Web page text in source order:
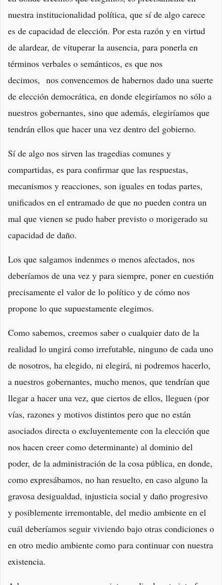
nuestra institucionalidad política, que sí de algo carece
es de capacidad de elección. Por esta razón y en virtud
de alardear, de vituperar la ausencia, para ponerla en
términos verbales o semánticos, es que nos
decimos, nos convencemos de habernos dado una suerte
de elección democrática, en donde elegiríamos no sólo a
nuestros gobernantes, sino que además, elegiríamos que
tendrán ellos que hacer una vez dentro del gobierno.
Sí de algo nos sirven las tragedias comunes y
compartidas, es para confirmar que las respuestas,
mecanismos y reacciones, son iguales en todas partes,
unificados en el entramado de que no pueden contra un
mal que vienen se pudo haber previsto o morigerado su
capacidad de daño.
Los que salgamos indenmes o menos afectados, nos
deberíamos de una vez y para siempre, poner en cuestión
precisamente el valor de lo político y de cómo nos
propone lo que supuestamente elegimos.
Como sabemos, creemos saber o cualquier dato de la
realidad lo ungirá como irrefutable, ninguno de cada uno
de nosotros, ha elegido, ni elegirá, ni podremos hacerlo,
a nuestros gobernantes, mucho menos, que tendrían que
llegar a hacer una vez, que ciertos de ellos, lleguen (por
vías, razones y motivos distintos pero que no están
asociados directa o excluyentemente con la elección que
nos hacen creer como determinante) al dominio del
poder, de la administración de la cosa pública, en donde,
como expresábamos, no han resuelto, en caso alguno la
gravosa desigualdad, injusticia social y daño progresivo
y posiblemente irremontable, del medio ambiente en el
cuál deberíamos seguir viviendo bajo otras condiciones o
en otro medio ambiente como para continuar con nuestra
existencia.